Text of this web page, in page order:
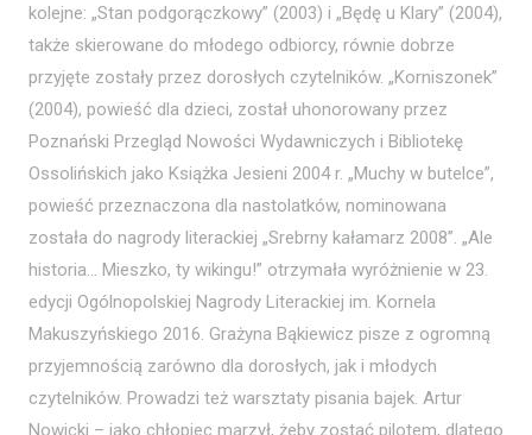
kolejne: „Stan podgorączkowy” (2003) i „Będę u Klary” (2004),
także skierowane do młodego odbiorcy, równie dobrze
przyjęte zostały przez dorosłych czytelników. „Korniszonek”
(2004), powieść dla dzieci, został uhonorowany przez
Poznański Przegląd Nowości Wydawniczych i Bibliotekę
Ossolińskich jako Książka Jesieni 2004 r. „Muchy w butelce”,
powieść przeznaczona dla nastolatków, nominowana
została do nagrody literackiej „Srebrny kałamarz 2008”. „Ale
historia… Mieszko, ty wikingu!” otrzymała wyróżnienie w 23.
edycji Ogólnopolskiej Nagrody Literackiej im. Kornela
Makuszyńskiego 2016. Grażyna Bąkiewicz pisze z ogromną
przyjemnością zarówno dla dorosłych, jak i młodych
czytelników. Prowadzi też warsztaty pisania bajek. Artur
Nowicki – jako chłopiec marzył, żeby zostać pilotem, dlatego